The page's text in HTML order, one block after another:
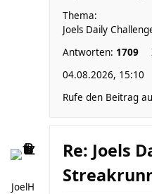
Thema:
Joels Daily
Antworten: 1709
04.08.2026, 15:10
Rufe den Beitrag
JoelH
Re: Joels